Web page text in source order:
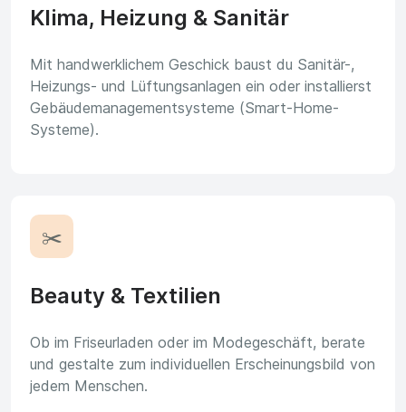
Klima, Heizung & Sanitär
Mit handwerklichem Geschick baust du Sanitär-,
Heizungs- und Lüftungsanlagen ein oder installierst
Gebäudemanagementsysteme (Smart-Home-
Systeme).
✂️
Beauty & Textilien
Ob im Friseurladen oder im Modegeschäft, berate
und gestalte zum individuellen Erscheinungsbild von
jedem Menschen.